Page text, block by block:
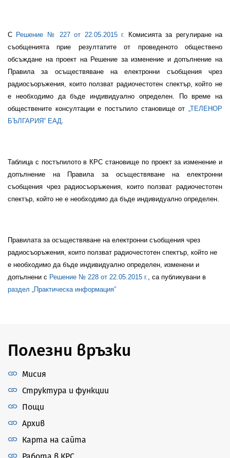
С Решение № 227 от 22.05.201 5 г.
Комисията за регулиране на
съобщенията прие резултатите от проведеното обществено
обсъждане на проект на Решение за изменение и допълнение на
Правила за осъществяване на електронни съобщения чрез
радиосъоръжения, които ползват радиочестотен спектър, който не
е необходимо да бъде индивидуално определен. По време на
обществените консултации е постъпило становище от
„ТЕЛЕНОР
БЪЛГАРИЯ” ЕАД
Таблица с постъпилото в КРС становище по проект за изменение и
допълнение на Правила за осъществяване на електронни
съобщения чрез радиосъоръжения, които ползват радиочестотен
спектър, който не е необходимо да бъде индивидуално определен.
Правилата за осъществяване на електронни съобщения чрез
радиосъоръжения, които ползват радиочестотен спектър, който не
е необходимо да бъде индивидуално определен, изменени и
допълнени с Решение № 228 от 22.05.2015 г.
, са публикувани в
раздел
„Практическа информация”
Полезни връзки
Мисия
Структура и функции
Пощи
Архив
Карта на сайта